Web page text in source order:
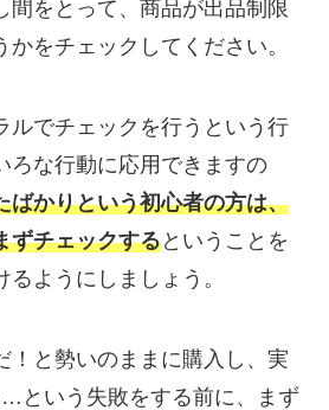
間をとって、商品が出品制限
をチェックしてください。
ルでチェックを行うという行
ろな行動に応用できますの
ばかりという初心者の方は、
ずチェックするということを
ようにしましょう。
！と勢いのままに購入し、実
という失敗をする前に、まず